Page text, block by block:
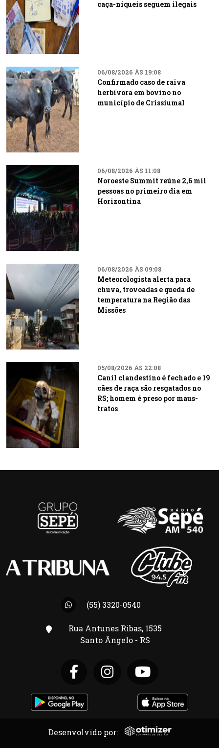
caça-níqueis seguem ilegais
06/08/2026 ÀS 19:08
Confirmado caso de raiva
herbívora em bovino no
município de Crissiumal
06/08/2026 ÀS 11:08
Noroeste Summit reúne 2,6 mil
pessoas no primeiro dia em
Horizontina
06/08/2026 ÀS 09:08
Meteorologista alerta para
chuva, trovoadas e queda de
temperatura na Região das
Missões
05/08/2026 ÀS 22:08
Canil clandestino é fechado e 19
cães de raça são resgatados no
RS; homem é preso por maus-
tratos
(55) 3320-0540
Rua Antunes Ribas, 1535
Santo Ângelo - RS
Desenvolvido por: